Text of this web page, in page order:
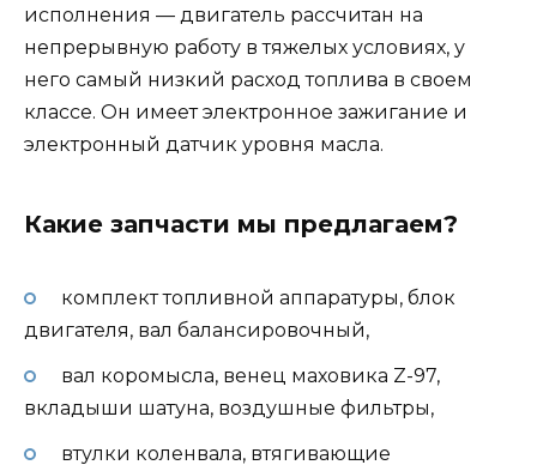
исполнения — двигатель рассчитан на
непрерывную работу в тяжелых условиях, у
него самый низкий расход топлива в своем
классе. Он имеет электронное зажигание и
электронный датчик уровня масла.
Какие запчасти мы предлагаем?
комплект топливной аппаратуры, блок
двигателя, вал балансировочный,
вал коромысла, венец маховика Z-97,
вкладыши шатуна, воздушные фильтры,
втулки коленвала, втягивающие